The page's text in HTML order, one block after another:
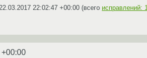
22.03.2017 22:02:47 +00:00 (всего исправлений: 1